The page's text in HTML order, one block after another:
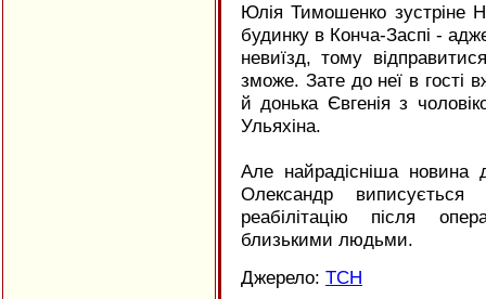
Юлія Тимошенко зустріне
будинку в Конча-Заспі -
невиїзд, тому
зможе. Зате до неї в
й донька Євгенія з
Ульяхіна.
Але найрадісніша
Олександр
реабілітацію після
близькими людьми.
Джерело: ТСН